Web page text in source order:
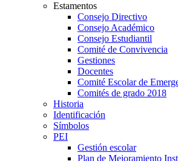
Estamentos
Consejo Directivo
Consejo Académico
Consejo Estudiantil
Comité de Convivencia
Gestiones
Docentes
Comité Escolar de
Comités de grado 2018
Historia
Identificación
Símbolos
PEI
Gestión escolar
Plan de Mejoramiento